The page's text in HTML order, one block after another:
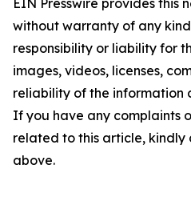
EIN Presswire provides this
without warranty of any
responsibility or liability for
images, videos, licenses,
reliability of the information
If you have any complaints
related to this article,
above.